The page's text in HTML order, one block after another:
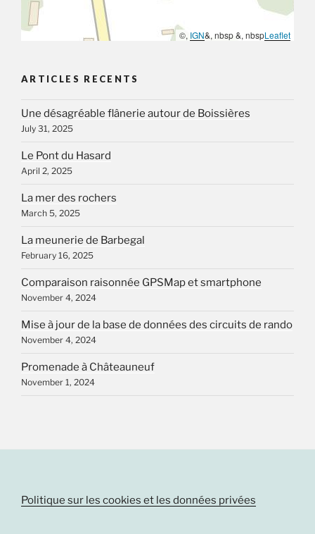
©, IGN&, nbsp &, nbspLeaflet
ARTICLES RECENTS
Une désagréable flânerie autour de Boissières
July 31, 2025
Le Pont du Hasard
April 2, 2025
La mer des rochers
March 5, 2025
La meunerie de Barbegal
February 16, 2025
Comparaison raisonnée GPSMap et smartphone
November 4, 2024
Mise à jour de la base de données des circuits de rando
November 4, 2024
Promenade à Châteauneuf
November 1, 2024
Politique sur les cookies et les données privées